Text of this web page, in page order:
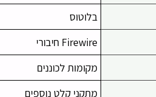
בלוטוס
Firewire חיבורי
מקומות לכוננים
מתקני קלט נוספים